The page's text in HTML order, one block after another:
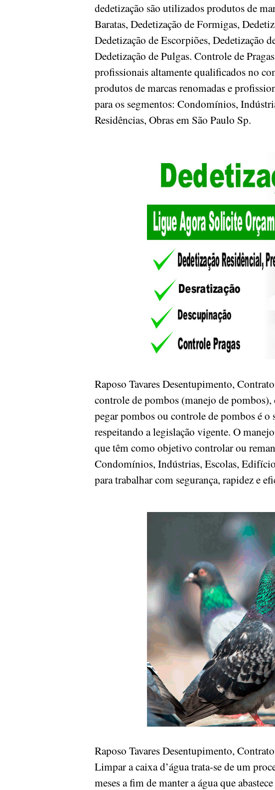
dedetização são utilizados produtos de
Baratas, Dedetização de Formigas,
Dedetização de Escorpiões, Dedetização
Dedetização de Pulgas. Controle de
profissionais altamente qualificados no
produtos de marcas renomadas e
para os segmentos: Condomínios,
Residências, Obras em São Paulo Sp.
Raposo Tavares Desentupimento,
controle de pombos (manejo de
pegar pombos ou controle de pombos é o
respeitando a legislação vigente. O
que têm como objetivo controlar ou
Condomínios, Indústrias, Escolas,
para trabalhar com segurança, rapidez e
Raposo Tavares Desentupimento,
Limpar a caixa d’água trata-se de um
meses a fim de manter a água que